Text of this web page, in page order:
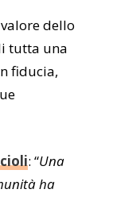
dello
tutta una
fiducia,
: “Una
ha